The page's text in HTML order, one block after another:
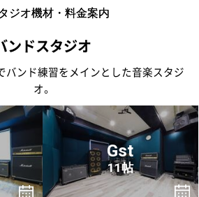
ジオ機材・料金案内
ンドスタジオ
バンド練習をメインとした音楽スタジ
オ。
Gst
11帖